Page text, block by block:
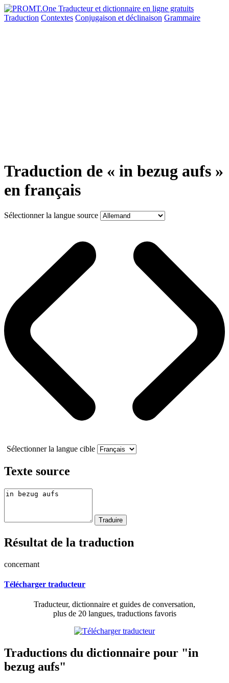
Traduction Contextes Conjugaison et déclinaison Grammaire
Traduction de « in bezug aufs »
en français
Sélectionner la langue source
Sélectionner la langue cible
Texte source
Résultat de la traduction
concernant
Télécharger traducteur
Traducteur, dictionnaire et guides de conversation,
plus de 20 langues, traductions favoris
Traductions du dictionnaire pour "in
bezug aufs"